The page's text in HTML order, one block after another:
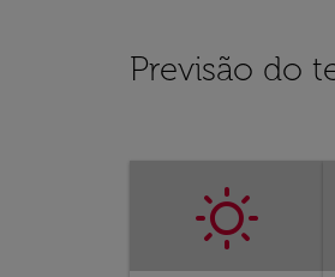
Previsão do